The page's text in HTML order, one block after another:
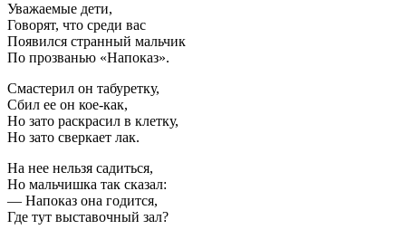
Уважаемые дети,
Говорят, что среди вас
Появился странный мальчик
По прозванью «Напоказ».
Смастерил он табуретку,
Сбил ее он кое-как,
Но зато раскрасил в клетку,
Но зато сверкает лак.
На нее нельзя садиться,
Но мальчишка так сказал:
— Напоказ она годится,
Где тут выставочный зал?